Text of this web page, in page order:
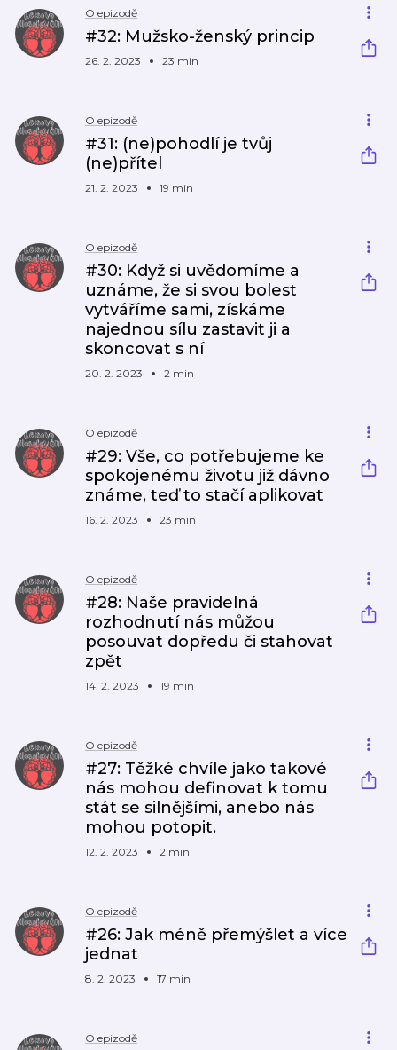
O epizodě
#32: Mužsko-ženský princip
26. 2. 2023 23 min
O epizodě
#31: (ne)pohodlí je tvůj
(ne)přítel
21. 2. 2023 19 min
O epizodě
#30: Když si uvědomíme a
uznáme, že si svou bolest
vytváříme sami, získáme
najednou sílu zastavit ji a
skoncovat s ní
20. 2. 2023 2 min
O epizodě
#29: Vše, co potřebujeme ke
spokojenému životu již dávno
známe, teď to stačí aplikovat
16. 2. 2023 23 min
O epizodě
#28: Naše pravidelná
rozhodnutí nás můžou
posouvat dopředu či stahovat
zpět
14. 2. 2023 19 min
O epizodě
#27: Těžké chvíle jako takové
nás mohou definovat k tomu
stát se silnějšími, anebo nás
mohou potopit.
12. 2. 2023 2 min
O epizodě
#26: Jak méně přemýšlet a více
jednat
8. 2. 2023 17 min
O epizodě